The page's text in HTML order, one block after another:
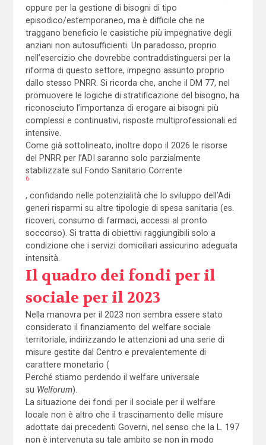
oppure per la gestione di bisogni di tipo
episodico/estemporaneo, ma è difficile che ne
traggano beneficio le casistiche più impegnative degli
anziani non autosufficienti. Un paradosso, proprio
nell’esercizio che dovrebbe contraddistinguersi per la
riforma di questo settore, impegno assunto proprio
dallo stesso PNRR. Si ricorda che, anche il DM 77, nel
promuovere le logiche di stratificazione del bisogno, ha
riconosciuto l’importanza di erogare ai bisogni più
complessi e continuativi, risposte multiprofessionali ed
intensive.
Come già sottolineato, inoltre dopo il 2026 le risorse
del PNRR per l’ADI saranno solo parzialmente
stabilizzate sul Fondo Sanitario Corrente
6
, confidando nelle potenzialità che lo sviluppo dell’Adi
generi risparmi su altre tipologie di spesa sanitaria (es.
ricoveri, consumo di farmaci, accessi al pronto
soccorso). Si tratta di obiettivi raggiungibili solo a
condizione che i servizi domiciliari assicurino adeguata
intensità.
Il quadro dei fondi per il
sociale per il 2023
Nella manovra per il 2023 non sembra essere stato
considerato il finanziamento del welfare sociale
territoriale, indirizzando le attenzioni ad una serie di
misure gestite dal Centro e prevalentemente di
carattere monetario (
Perché stiamo perdendo il welfare universale
su Welforum).
La situazione dei fondi per il sociale per il welfare
locale non è altro che il trascinamento delle misure
adottate dai precedenti Governi, nel senso che la L. 197
non è intervenuta su tale ambito se non in modo